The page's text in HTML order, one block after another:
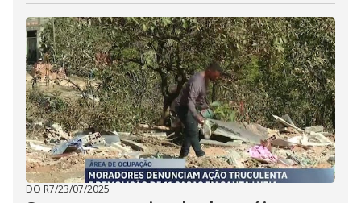
DO R7/23/07/2025